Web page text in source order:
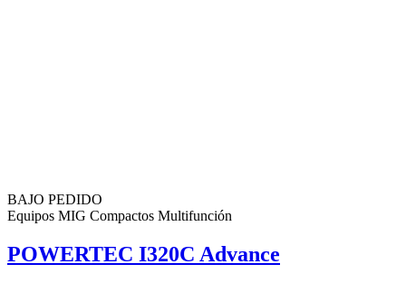
BAJO PEDIDO
Equipos MIG Compactos Multifunción
POWERTEC I320C Advance